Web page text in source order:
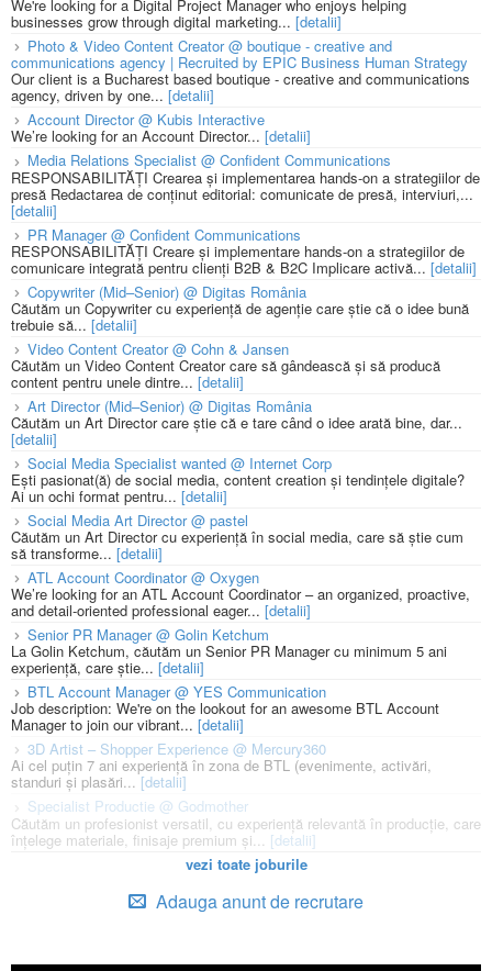
We're looking for a Digital Project Manager who enjoys helping
businesses grow through digital marketing... [detalii]
Photo & Video Content Creator @ boutique - creative and
communications agency | Recruited by EPIC Business Human Strategy
Our client is a Bucharest based boutique - creative and communications
agency, driven by one... [detalii]
Account Director @ Kubis Interactive
We’re looking for an Account Director... [detalii]
Media Relations Specialist @ Confident Communications
RESPONSABILITĂȚI Crearea și implementarea hands-on a strategiilor de
presă Redactarea de conținut editorial: comunicate de presă, interviuri,...
[detalii]
PR Manager @ Confident Communications
RESPONSABILITĂȚI Creare și implementare hands-on a strategiilor de
comunicare integrată pentru clienți B2B & B2C Implicare activă... [detalii]
Copywriter (Mid–Senior) @ Digitas România
Căutăm un Copywriter cu experiență de agenție care știe că o idee bună
trebuie să... [detalii]
Video Content Creator @ Cohn & Jansen
Căutăm un Video Content Creator care să gândească și să producă
content pentru unele dintre... [detalii]
Art Director (Mid–Senior) @ Digitas România
Căutăm un Art Director care știe că e tare când o idee arată bine, dar...
[detalii]
Social Media Specialist wanted @ Internet Corp
Ești pasionat(ă) de social media, content creation și tendințele digitale?
Ai un ochi format pentru... [detalii]
Social Media Art Director @ pastel
Căutăm un Art Director cu experiență în social media, care să știe cum
să transforme... [detalii]
ATL Account Coordinator @ Oxygen
We’re looking for an ATL Account Coordinator – an organized, proactive,
and detail-oriented professional eager... [detalii]
Senior PR Manager @ Golin Ketchum
La Golin Ketchum, căutăm un Senior PR Manager cu minimum 5 ani
experiență, care știe... [detalii]
BTL Account Manager @ YES Communication
Job description: We're on the lookout for an awesome BTL Account
Manager to join our vibrant... [detalii]
3D Artist – Shopper Experience @ Mercury360
Ai cel puțin 7 ani experiență în zona de BTL (evenimente, activări,
standuri și plasări... [detalii]
Specialist Productie @ Godmother
Căutăm un profesionist versatil, cu experiență relevantă în producție, care
înțelege materiale, finisaje premium și... [detalii]
vezi toate joburile
Adauga anunt de recrutare